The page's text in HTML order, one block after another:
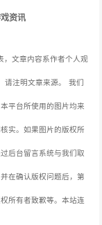
文章内容系作者个人观
平台所使用的图片均来
实。如果图片的版权所
后台留言系统与我们取
在确认版权问题后，第
所有者致歉等。本站连